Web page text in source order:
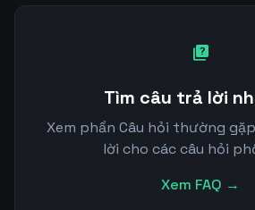
quiz
Tìm câu trả lời
Xem phần Câu hỏi thường
lời cho các câu hỏi
Xem FAQ →